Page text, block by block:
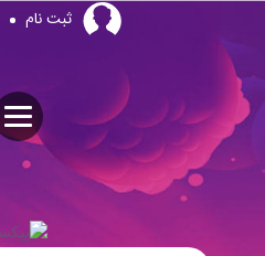
content
ثبت نام